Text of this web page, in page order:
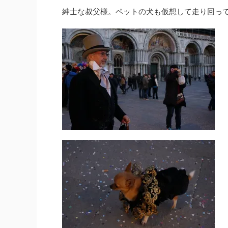
紳士な叔父様。ペットの犬も仮想して走り回っ